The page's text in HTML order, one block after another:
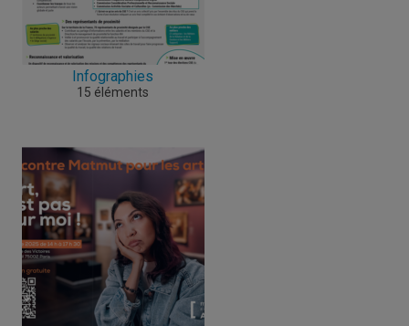
Infographies
15 éléments